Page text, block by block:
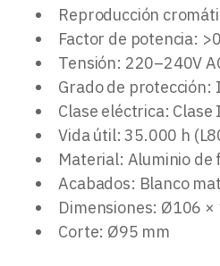
Reproducción
Factor de potencia:
Tensión: 220–240V
Grado de protección:
Clase eléctrica: Clase
Vida útil: 35.000 h
Material: Aluminio de
Acabados: Blanco
Dimensiones: Ø106 ×
Corte: Ø95 mm